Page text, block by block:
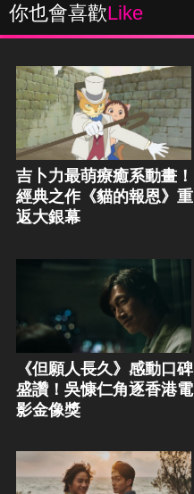
你也會喜歡Like
吉卜力最萌療癒系動畫！
經典之作《貓的報恩》重
返大銀幕
《但願人長久》感動口碑
盛讚！吳慷仁角逐香港電
影金像獎